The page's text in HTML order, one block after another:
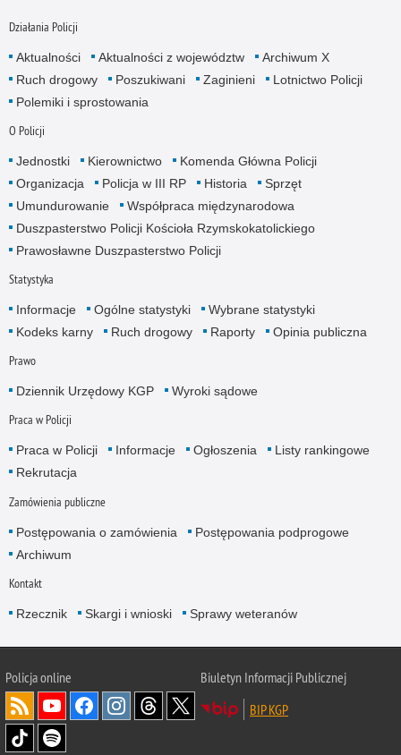
Działania Policji
Aktualności Aktualności z województw
Archiwum X
Ruch drogowy
Poszukiwani Zaginieni
Lotnictwo Policji
Polemiki i sprostowania
O Policji
Jednostki Kierownictwo
Komenda Główna Policji
Organizacja
Policja w III RP Historia
Sprzęt
Umundurowanie
Współpraca międzynarodowa
Duszpasterstwo Policji Kościoła Rzymskokatolickiego
Prawosławne Duszpasterstwo Policji
Statystyka
Informacje Ogólne statystyki
Wybrane statystyki
Kodeks karny
Ruch drogowy Raporty Opinia publiczna
Prawo
Dziennik Urzędowy KGP Wyroki sądowe
Praca w Policji
Praca w Policji Informacje Ogłoszenia
Listy rankingowe
Rekrutacja
Zamówienia publiczne
Postępowania o zamówienia
Postępowania podprogowe
Archiwum
Kontakt
Rzecznik Skargi i wnioski Sprawy weteranów
Policjaonline
Biuletyn Informacji Publicznej
BIP KGP